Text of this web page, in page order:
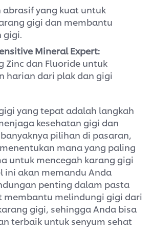
abrasif yang kuat untuk
gigi dan membantu
gigi.
Mineral Expert:
Zinc dan Fluoride untuk
harian dari plak dan gigi
yang tepat adalah langkah
kesehatan gigi dan
pilihan di pasaran,
mana yang paling
untuk mencegah karang gigi
ini akan memandu Anda
penting dalam pasta
membantu melindungi gigi dari
gigi, sehingga Anda bisa
terbaik untuk senyum sehat